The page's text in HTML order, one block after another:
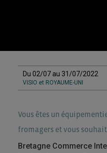
Du 02/07 au 31/07/2022
VISIO et ROYAUME-UNI
Vous êtes un
fromagers et vous
Bretagne Commerce